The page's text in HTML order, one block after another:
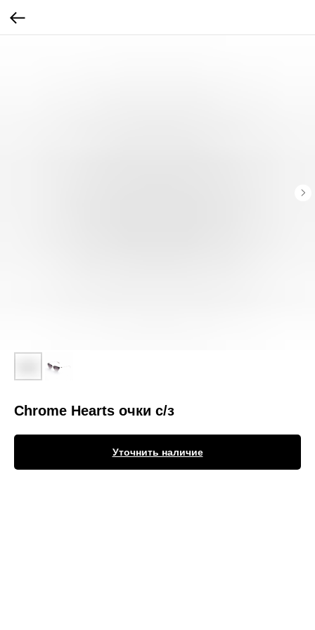
Chrome Hearts очки с/з
Уточнить наличие